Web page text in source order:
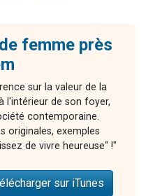
femme près
sur la valeur de la
l'intérieur de son foyer,
contemporaine.
originales, exemples
de vivre heureuse" !"
sur iTunes